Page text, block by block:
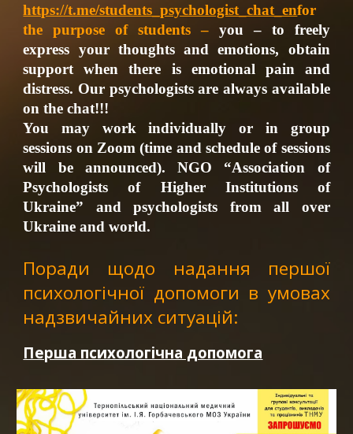
https://t.me/students_psychologist_chat_enfor
the purpose of students – you – to freely
express your thoughts and emotions, obtain
support when there is emotional pain and
distress. Our psychologists are always available
on the chat!!!
You may work individually or in group
sessions on Zoom (time and schedule of sessions
will be announced). NGO “Association of
Psychologists of Higher Institutions of
Ukraine” and psychologists from all over
Ukraine and world.
Поради щодо надання першої
психологічної допомоги в умовах
надзвичайних ситуацій:
Перша психологічна допомога